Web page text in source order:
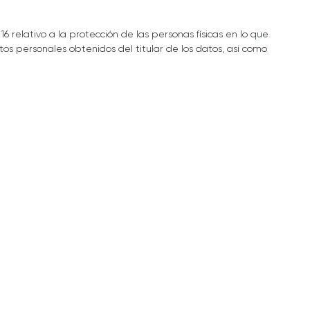
relativo a la protección de las personas físicas en lo que
personales obtenidos del titular de los datos, así como